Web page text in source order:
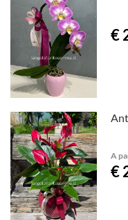
€
A
€